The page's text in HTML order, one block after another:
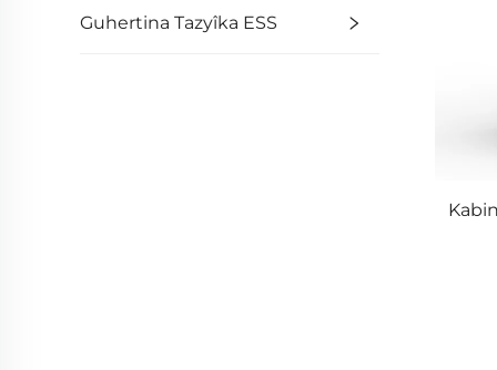
Guhertina Tazyîka ESS